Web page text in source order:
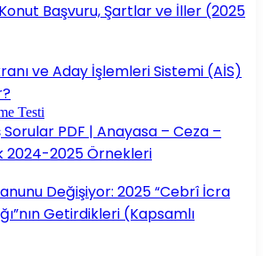
Başvuru, Şartlar ve İller (2025
ve Aday İşlemleri Sistemi (AİS)
Sorular PDF | Anayasa – Ceza –
2024-2025 Örnekleri
Değişiyor: 2025 “Cebrî İcra
Getirdikleri (Kapsamlı